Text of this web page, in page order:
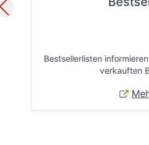
Bestsellerlisten
verkauften